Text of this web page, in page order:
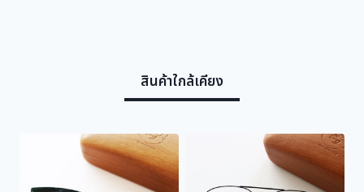
สินค้าใกล้เคียง